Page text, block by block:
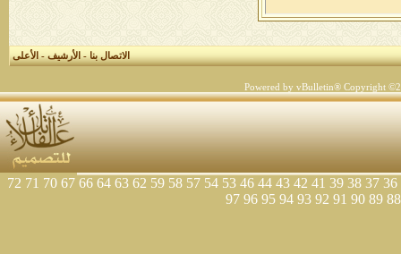
الاتصال بنا-الأرشيف-الأعلى
Powered by vBulletin® Copyright
36
37
38
39
41
42
43
44
46
53
54
57
58
59
62
63
64
66
67
70
71
72
88
89
90
91
92
93
94
95
96
97